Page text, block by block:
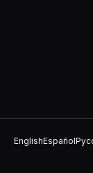
EnglishEspañol